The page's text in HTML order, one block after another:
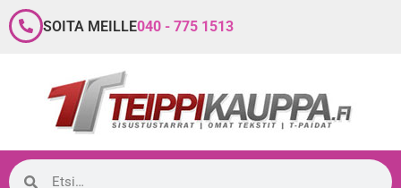
SOITA MEILLE040 - 775 1513